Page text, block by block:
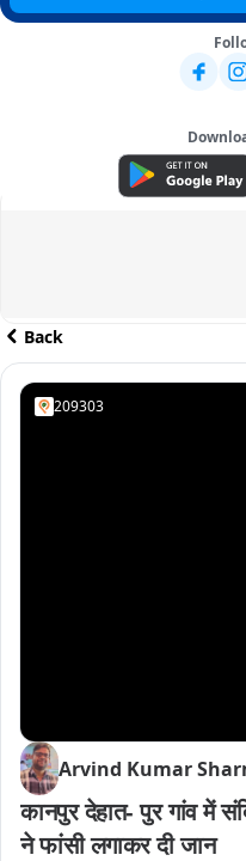
Back
209303
Arvind Kumar
कानपुर देहात- पुर गांव में
ने फांसी लगाकर दी जान